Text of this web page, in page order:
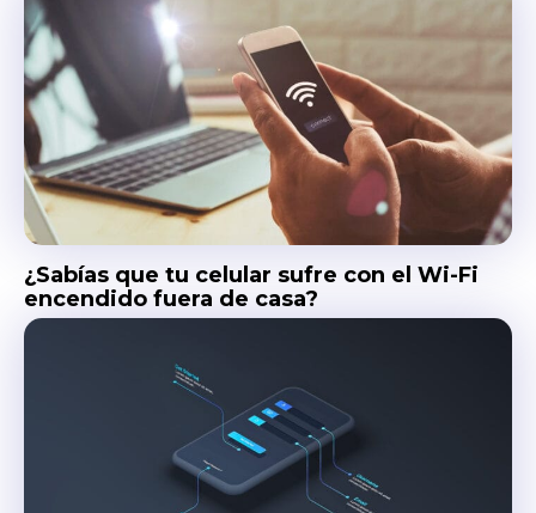
¿Sabías que tu celular sufre con el Wi-Fi
encendido fuera de casa?